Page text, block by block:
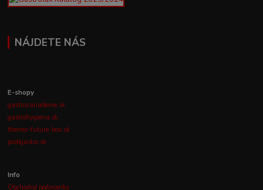
NÁJDETE NÁS
E-shopy
gastrozariadenie.sk
gastrohygiena.sk
thermo-future-box.sk
profigastro.sk
Info
Obchodné podmienky